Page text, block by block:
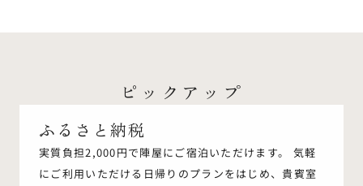
ピックアップ
ふるさと納税
実質負担2,000円で陣屋にご宿泊いただけます。 気軽
にご利用いただける日帰りのプランをはじめ、貴賓室